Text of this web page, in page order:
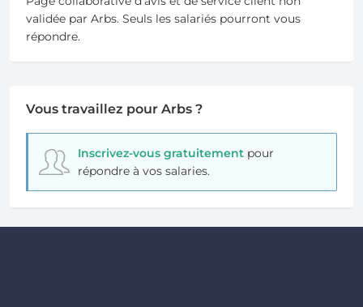
validée par Arbs. Seuls les salariés pourront vous
répondre.
Vous travaillez pour Arbs ?
Inscrivez-vous gratuitementpour
répondre à vos salaries.